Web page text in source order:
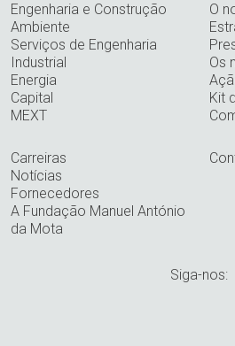
Engenharia e Construção
Ambiente
Serviços de Engenharia
Industrial
Energia
Capital
MEXT
O
Os
Kit
Carreiras
Notícias
Fornecedores
A Fundação Manuel António
da Mota
Siga-nos: